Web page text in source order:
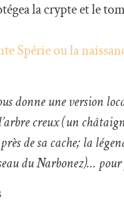
la crypte et le
Spérie ou la
donne une version
creux (un
de sa cache; la
du Narbonez)…